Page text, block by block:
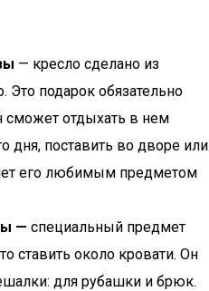
— кресло сделано из
Это подарок обязательно
сможет отдыхать в нем
дня, поставить во дворе или
его любимым предметом
— специальный предмет
ставить около кровати. Он
для рубашки и брюк.